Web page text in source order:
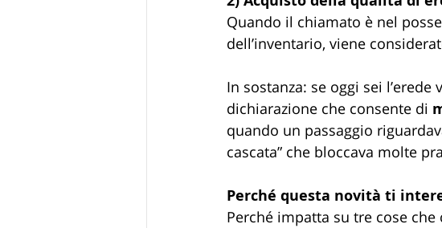
Quando il chiamato è nel
dell’inventario, viene
In sostanza: se oggi sei
dichiarazione che consente di
quando un passaggio
cascata” che bloccava molte
Perché questa novità ti
Perché impatta su tre cose che